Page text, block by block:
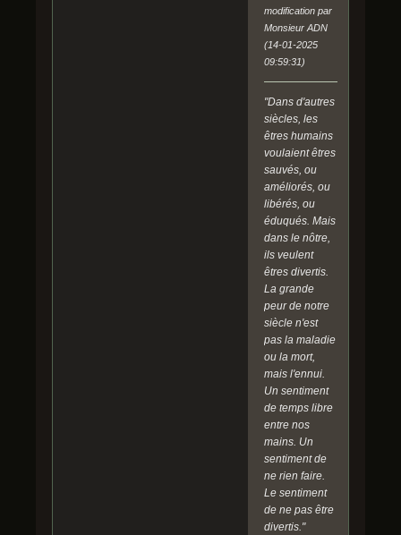
modification par
Monsieur ADN
(14-01-2025
09:59:31)
"Dans d'autres
siècles, les
êtres humains
voulaient êtres
sauvés, ou
améliorés, ou
libérés, ou
éduqués. Mais
dans le nôtre,
ils veulent
êtres divertis.
La grande
peur de notre
siècle n'est
pas la maladie
ou la mort,
mais l'ennui.
Un sentiment
de temps libre
entre nos
mains. Un
sentiment de
ne rien faire.
Le sentiment
de ne pas être
divertis."